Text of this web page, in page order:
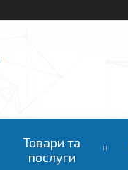
Товари та
послуги